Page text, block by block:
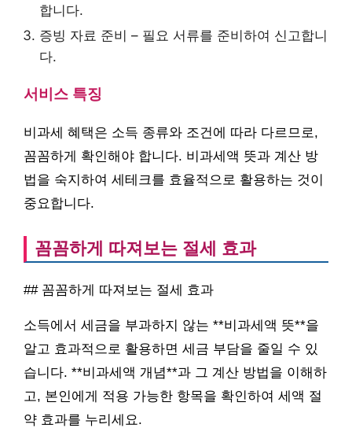
합니다.
증빙 자료 준비 – 필요 서류를 준비하여 신고합니
다.
서비스 특징
비과세 혜택은 소득 종류와 조건에 따라 다르므로,
꼼꼼하게 확인해야 합니다. 비과세액 뜻과 계산 방
법을 숙지하여 세테크를 효율적으로 활용하는 것이
중요합니다.
꼼꼼하게 따져보는 절세 효과
## 꼼꼼하게 따져보는 절세 효과
소득에서 세금을 부과하지 않는 **비과세액 뜻**을
알고 효과적으로 활용하면 세금 부담을 줄일 수 있
습니다. **비과세액 개념**과 그 계산 방법을 이해하
고, 본인에게 적용 가능한 항목을 확인하여 세액 절
약 효과를 누리세요.